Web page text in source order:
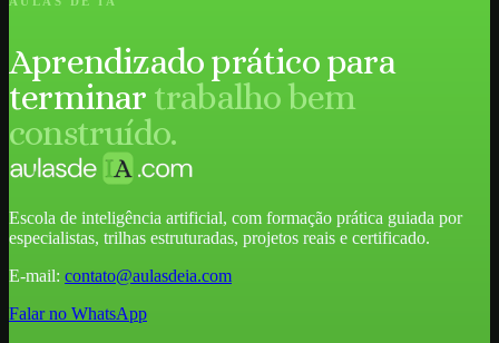
Aprendizado prático para
terminar trabalho bem
construído.
Escola de inteligência artificial, com formação prática guiada por
especialistas, trilhas estruturadas, projetos reais e certificado.
E-mail: contato@aulasdeia.com
Falar no WhatsApp